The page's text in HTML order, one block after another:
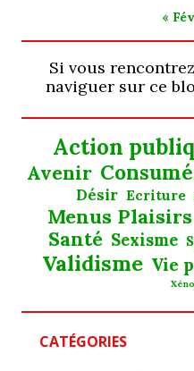
« Fév
Si vous
naviguer sur ce
Action
Avenir
Désir Ecriture
Menus Plaisirs
Santé Sexisme
Validisme Vie
CATÉGORIES